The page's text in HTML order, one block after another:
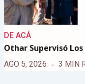
DE ACÁ
Othar Supervisó
AGO 5, 2026 3 MIN